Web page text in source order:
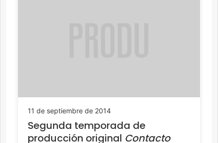
11 de septiembre de 2014
Segunda temporada de
producción original Contacto